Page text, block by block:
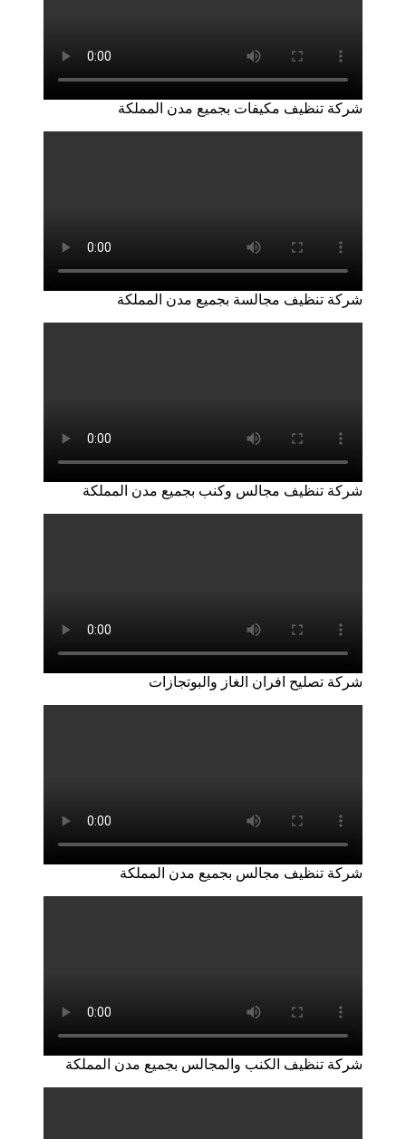
شركة تنظيف مكيفات بجميع مدن المملكة
شركة تنظيف مجالسة بجميع مدن المملكة
شركة تنظيف مجالس وكنب بجميع مدن المملكة
شركة تصليح افران الغاز والبوتجازات
شركة تنظيف مجالس بجميع مدن المملكة
شركة تنظيف الكنب والمجالس بجميع مدن المملكة